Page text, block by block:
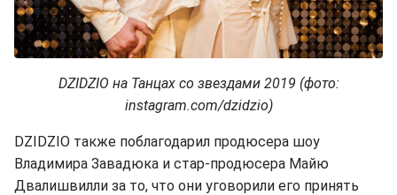
DZIDZIO на Танцах со звездами 2019 (фото:
instagram.com/dzidzio)
DZIDZIO также поблагодарил продюсера шоу
Владимира Завадюка и стар-продюсера Майю
Двалишвилли за то, что они уговорили его принять